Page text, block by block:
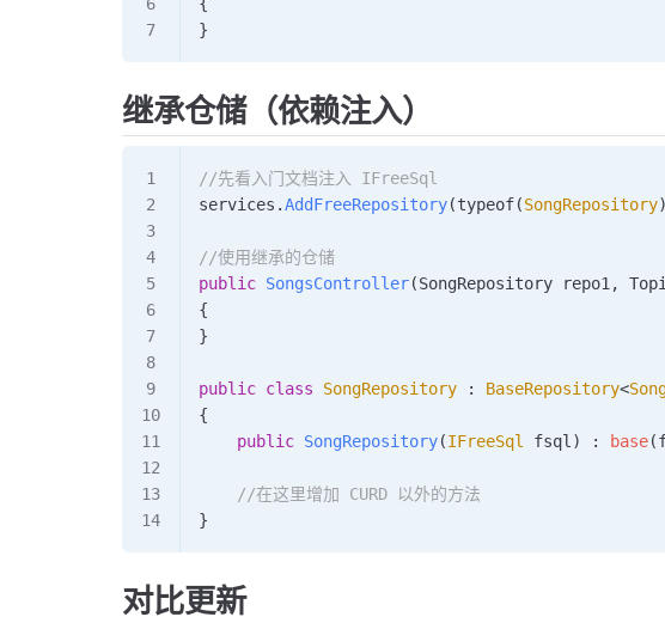
}
继承仓储（依赖注入）
//先看入门文档注入 IFreeSql
services .AddFreeRepository(typeof(SongRepository
//使用继承的仓储
public SongsController(SongRepository repo1,
{
}
public class SongRepository : BaseRepository<
{
    public
SongRepository(IFreeSql fsql) : base(
    //在这里增加 CURD 以外的方法
}
对比更新